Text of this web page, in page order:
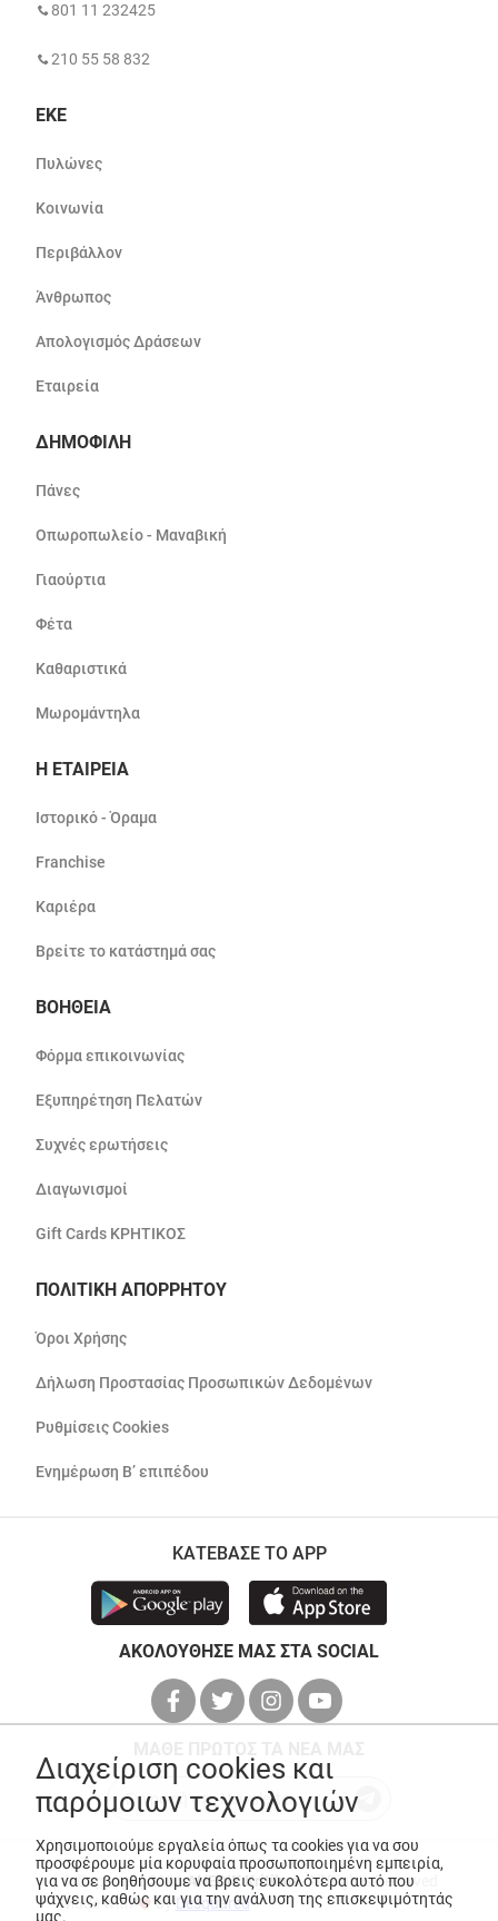
801 11 232425
210 55 58 832
ΕΚΕ
Πυλώνες
Κοινωνία
Περιβάλλον
Άνθρωπος
Απολογισμός Δράσεων
Εταιρεία
ΔΗΜΟΦΙΛΗ
Πάνες
Οπωροπωλείο - Μαναβική
Γιαούρτια
Φέτα
Καθαριστικά
Μωρομάντηλα
Η ΕΤΑΙΡΕΙΑ
Ιστορικό - Όραμα
Franchise
Καριέρα
Βρείτε το κατάστημά σας
ΒΟΗΘΕΙΑ
Φόρμα επικοινωνίας
Εξυπηρέτηση Πελατών
Συχνές ερωτήσεις
Διαγωνισμοί
Gift Cards ΚΡΗΤΙΚΟΣ
ΠΟΛΙΤΙΚΗ ΑΠΟΡΡΗΤΟΥ
Όροι Χρήσης
Δήλωση Προστασίας Προσωπικών Δεδομένων
Ρυθμίσεις Cookies
Ενημέρωση Β’ επιπέδου
ΚΑΤΕΒΑΣΕ ΤΟ APP
ΑΚΟΛΟΥΘΗΣΕ ΜΑΣ ΣΤΑ SOCIAL
© Copyright 2026ANEDIK Kritikos. All Rights Reserved
Made with
byDesquared
Διαχείριση cookies και
παρόμοιων τεχνολογιών
Χρησιμοποιούμε εργαλεία όπως τα cookies για να σου
προσφέρουμε μία κορυφαία προσωποποιημένη εμπειρία,
για να σε βοηθήσουμε να βρεις ευκολότερα αυτό που
ψάχνεις, καθώς και για την ανάλυση της επισκεψιμότητάς
μας.